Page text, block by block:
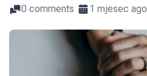
0 comments 1 mjesec ago